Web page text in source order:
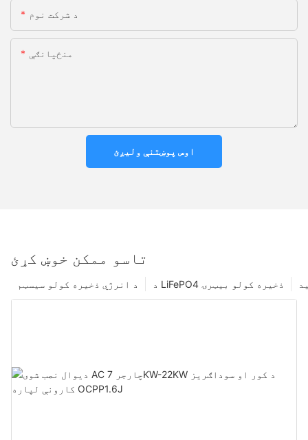
د شرکت نوم
منځپانګې
اوس پوښتنې ولیږئ
تاسو ممکن خوښ کړئ
د LiFePO4 ذخیره کولو بیټرۍ د انرژي ذخیره کولو سیسټم